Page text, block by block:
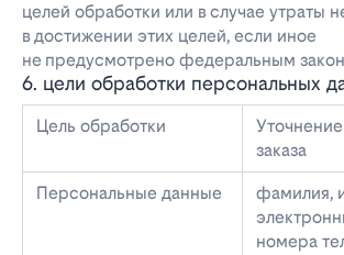
целей обработки или в случае утраты
в достижении этих целей, если иное
не предусмотрено федеральным
6. цели обработки персональных
Цель обработки
заказа
Персональные данные
фамилия,
номера